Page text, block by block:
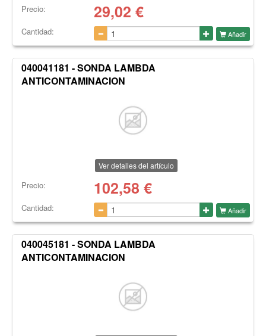
Precio: 29,02 €
Cantidad: Añadir
040041181 - SONDA LAMBDA
ANTICONTAMINACION
Ver detalles del artículo
Precio: 102,58 €
Cantidad: Añadir
040045181 - SONDA LAMBDA
ANTICONTAMINACION